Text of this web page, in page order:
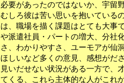
必要があったのではないか、宇留
むしろ彼は苦い思いを抱いている
は、職場を描く課題はとても大事
や派遣社員・パートの増大、分社
さ、わかりやすさ、ユーモアが仙
ほしいなど多くの意見、感想がだ
見いだせない状況がある一方で、
てくる、これら主体的な人がこれ